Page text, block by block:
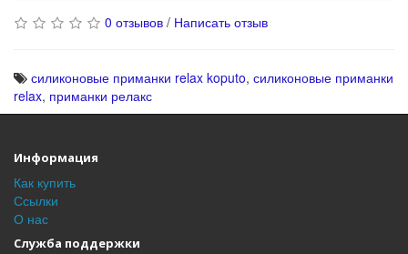
0 отзывов / Написать отзыв
силиконовые приманки relax koputo, силиконовые приманки
relax, приманки релакс
Информация
Как купить
Ссылки
О нас
Служба поддержки